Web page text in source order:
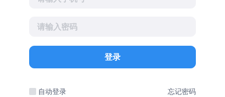
登录
自动登录 忘记密码